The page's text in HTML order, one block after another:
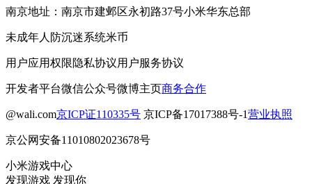
南京地址：南京市建邺区永初路37号小米华东总部
未成年人防沉迷系统米币
用户应用权限隐私协议用户服务协议
开发者平台微信公众号微博主页商务合作
@wali.com京ICP证110335号 京ICP备17017388号-1营业执照
京公网安备11010802023678号
小米游戏中心
发现游戏 发现你